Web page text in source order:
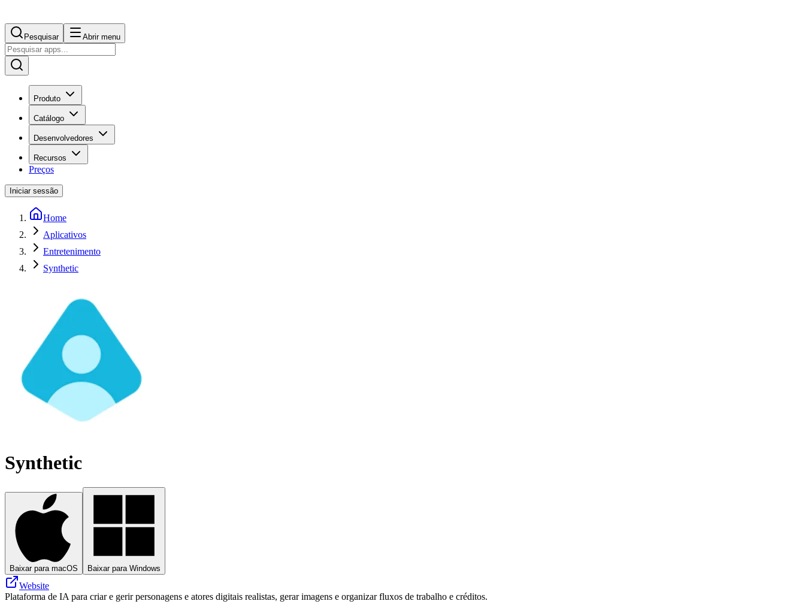
Pesquisar Abrir menu
Produto
Catálogo
Desenvolvedores
Recursos
Preços
Iniciar sessão
Home
Aplicativos
Entretenimento
Synthetic
Synthetic
Baixar para macOS Baixar para Windows
Website
Plataforma de IA para criar e gerir personagens e atores digitais realistas, gerar imagens e organizar fluxos de trabalho e créditos.